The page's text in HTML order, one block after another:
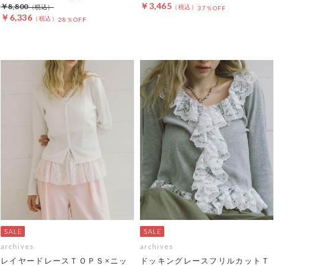
￥6,336 28％OFF
￥8,800 ￥3,465 37％OFF
archives
レイヤードレースＴＯＰＳ×ニッ
archives
ドッキングレースフリルカットＴ